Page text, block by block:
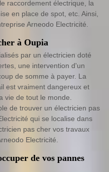
raccordement électrique, la
en place de spot, etc. Ainsi,
Arneodo Electricité.
à Oupia
par un électricien doté
une intervention d'un
de somme à payer. La
est vraiment dangereux et
vie de tout le monde.
de trouver un électricien pas
qui se localise dans
pas cher vos travaux
Electricité.
de vos pannes